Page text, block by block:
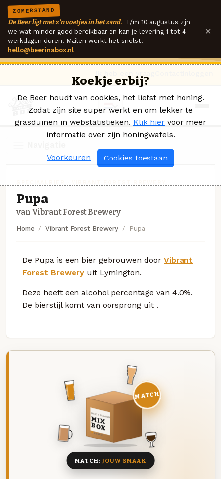
ZOMERSTAND
De Beer ligt met z'n voetjes in het zand. T/m 10 augustus zijn
we wat minder goed bereikbaar en kan je levering 1 tot 4
werkdagen duren. Mailen werkt het snelst:
hello@beerinabox.nl
×
Pupa
van Vibrant Forest Brewery
Home Vibrant Forest Brewery Pupa
De Pupa is een bier gebrouwen door Vibrant
Forest Brewery uit Lymington.
Deze heeft een alcohol percentage van 4.0%.
De bierstijl komt van oorsprong uit .
DEZE MAAND
MIX
BOX
8 BIEREN
MATCH
MATCH:JOUW SMAAK
Koekje erbij?
De Beer houdt van cookies, het liefst met honing.
Zodat zijn site super werkt en om lekker te
grasduinen in webstatistieken. Klik hier voor meer
informatie over zijn honingwafels.
Voorkeuren Cookies toestaan